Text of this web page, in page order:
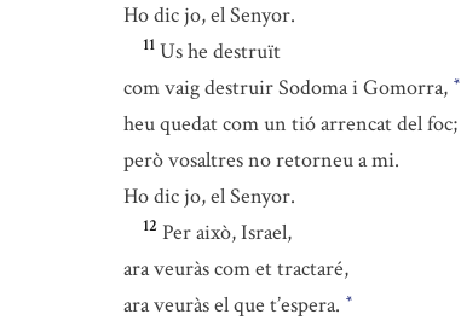
Ho dic jo, el Senyor.
11 Us he destruït
com vaig destruir Sodoma i Gomorra, *
heu quedat com un tió arrencat del foc;
però vosaltres no retorneu a mi.
Ho dic jo, el Senyor.
12 Per això, Israel,
ara veuràs com et tractaré,
ara veuràs el que t’espera. *